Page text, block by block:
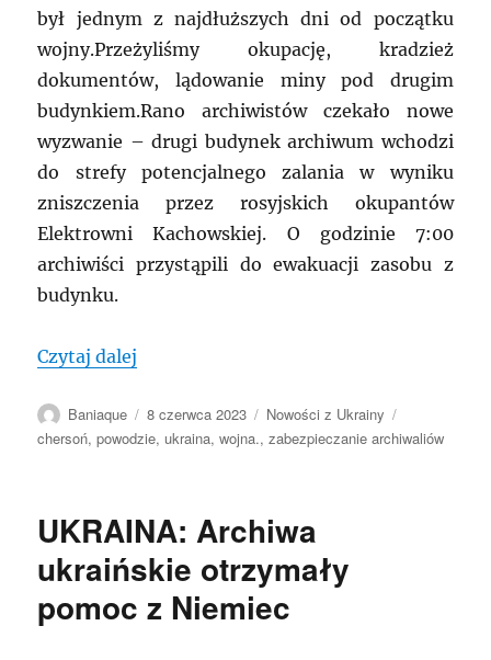
był jednym z najdłuższych dni od początku
wojny.Przeżyliśmy okupację, kradzież
dokumentów, lądowanie miny pod drugim
budynkiem.Rano archiwistów czekało nowe
wyzwanie – drugi budynek archiwum wchodzi
do strefy potencjalnego zalania w wyniku
zniszczenia przez rosyjskich okupantów
Elektrowni Kachowskiej. O godzinie 7:00
archiwiści przystąpili do ewakuacji zasobu z
budynku.
Czytaj dalej
Autor
Baniaque
Data
publikacji
8 czerwca 2023 Kategorie
Nowości z Ukrainy
chersoń,powodzie, ukraina,wojna.,zabezpieczanie archiwaliów
UKRAINA: Archiwa
ukraińskie otrzymały
pomoc z Niemiec